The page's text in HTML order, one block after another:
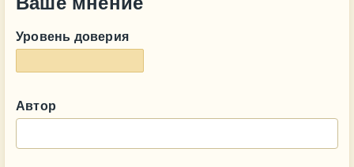
Уровень доверия
Автор